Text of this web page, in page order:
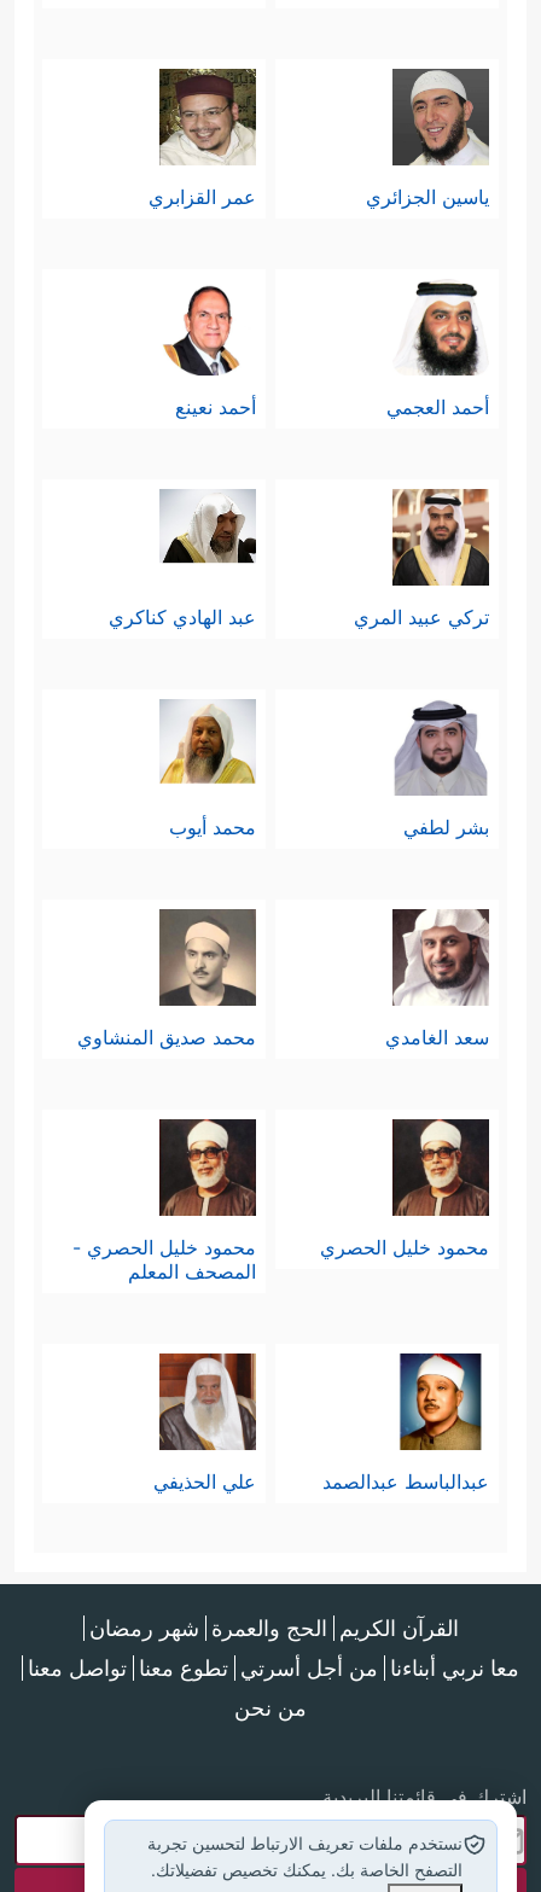
ياسين الجزائري عمر القزابري
أحمد العجمي أحمد نعينع
تركي عبيد المري عبد الهادي كناكري
بشر لطفي محمد أيوب
سعد الغامدي محمد صديق المنشاوي
محمود خليل الحصري
محمود خليل الحصري -
المصحف المعلم
عبدالباسط عبدالصمد علي الحذيفي
القرآن الكريم الحج والعمرة شهر رمضان
معا نربي أبناءنا من أجل أسرتي تطوع معنا تواصل معنا
من نحن
اشترك في قائمتنا البريدية
نستخدم ملفات تعريف الارتباط لتحسين تجربة
التصفح الخاصة بك. يمكنك تخصيص تفضيلاتك.